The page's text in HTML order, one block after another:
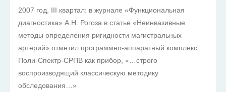
2007 год, III квартал: в журнале «Функциональная
диагностика» А.Н. Рогоза в статье «Неинвазивные
методы определения ригидности магистральных
артерий» отметил программно-аппаратный комплекс
Поли-Спектр-СРПВ как прибор, «…строго
воспроизводящий классическую методику
обследования…»